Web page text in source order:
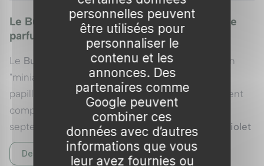
Le Buddleia 'Little Purple' : Un concentré de
parfum pour petits espaces
Le Buddleja davidii 'Little Purple'est une version
"miniature" et moderne du célèbre Arbre aux
papillons. Sélectionné pour son port naturellement
compact et buissonnant, il offre de juillet à
septembre une profusion d'épis de fleurs d'un
violet
pourpré intense. Son parfum suave et mielleux agit
comme un véritable aimant sur les pollinisateurs,
Description complète
personnelles peuvent
être utilisées pour
personnaliser le
contenu et les
annonces. Des
partenaires comme
Google peuvent
combiner ces
données avec d’autres
informations que vous
leur avez fournies ou